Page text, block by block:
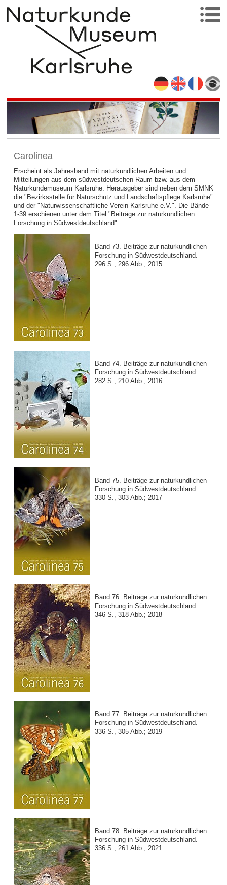
Carolinea
Erscheint als Jahresband mit naturkundlichen Arbeiten und
Mitteilungen aus dem südwestdeutschen Raum bzw. aus dem
Naturkundemuseum Karlsruhe. Herausgeber sind neben dem SMNK
die "Bezirksstelle für Naturschutz und Landschaftspflege Karlsruhe"
und der "Naturwissenschaftliche Verein Karlsruhe e.V.". Die Bände
1-39 erschienen unter dem Titel "Beiträge zur naturkundlichen
Forschung in Südwestdeutschland".
Band 73. Beiträge zur naturkundlichen
Forschung in Südwestdeutschland.
296 S., 296 Abb.; 2015
Band 74. Beiträge zur naturkundlichen
Forschung in Südwestdeutschland.
282 S., 210 Abb.; 2016
Band 75. Beiträge zur naturkundlichen
Forschung in Südwestdeutschland.
330 S., 303 Abb.; 2017
Band 76. Beiträge zur naturkundlichen
Forschung in Südwestdeutschland.
346 S., 318 Abb.; 2018
Band 77. Beiträge zur naturkundlichen
Forschung in Südwestdeutschland.
336 S., 305 Abb.; 2019
Band 78. Beiträge zur naturkundlichen
Forschung in Südwestdeutschland.
336 S., 261 Abb.; 2021